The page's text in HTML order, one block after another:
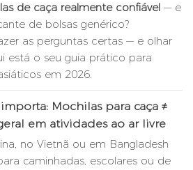
de caça realmente confiável — e
de bolsas genérico?
as perguntas certas — e olhar
está o seu guia prático para
em 2026.
Mochilas para caça ≠
em atividades ao ar livre
no Vietnã ou em Bangladesh
caminhadas, escolares ou de